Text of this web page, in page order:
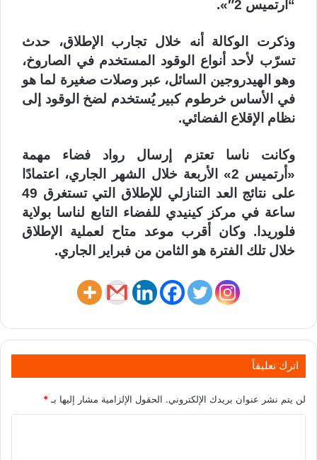
“أرتميس 2″».
وذكرت الوكالة أنه خلال تجارب الإطلاق، حدث
تسرّب لأحد أنواع الوقود المستخدم في الصاروخ،
وهو الهيدروجين السائل، عبر وصلات صغيرة لما هو
في الأساس خرطوم كبير يُستخدم لضخ الوقود إلى
نظام الإقلاع الفضائي.
وكانت ناسا تعتزم إرسال رواد فضاء مهمة
«أرتميس 2» الأربعة خلال الشهر الجاري، اعتمادًا
على نتائج العد التنازلي للإطلاق التي تستغرق 49
ساعة في مركز كينيدي للفضاء التابع لناسا بولاية
فلوريدا. وكان أقرب موعد متاح لعملية الإطلاق
خلال تلك الفترة هو الثامن من فبراير الجاري.
اترك تعليقاً
لن يتم نشر عنوان بريدك الإلكتروني. الحقول الإلزامية مشار إليها بـ*